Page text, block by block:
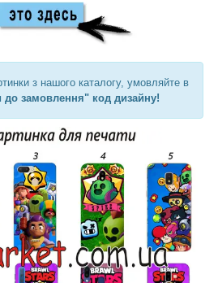
з нашого каталогу, умовляйте в
до замовлення" код дизайну!